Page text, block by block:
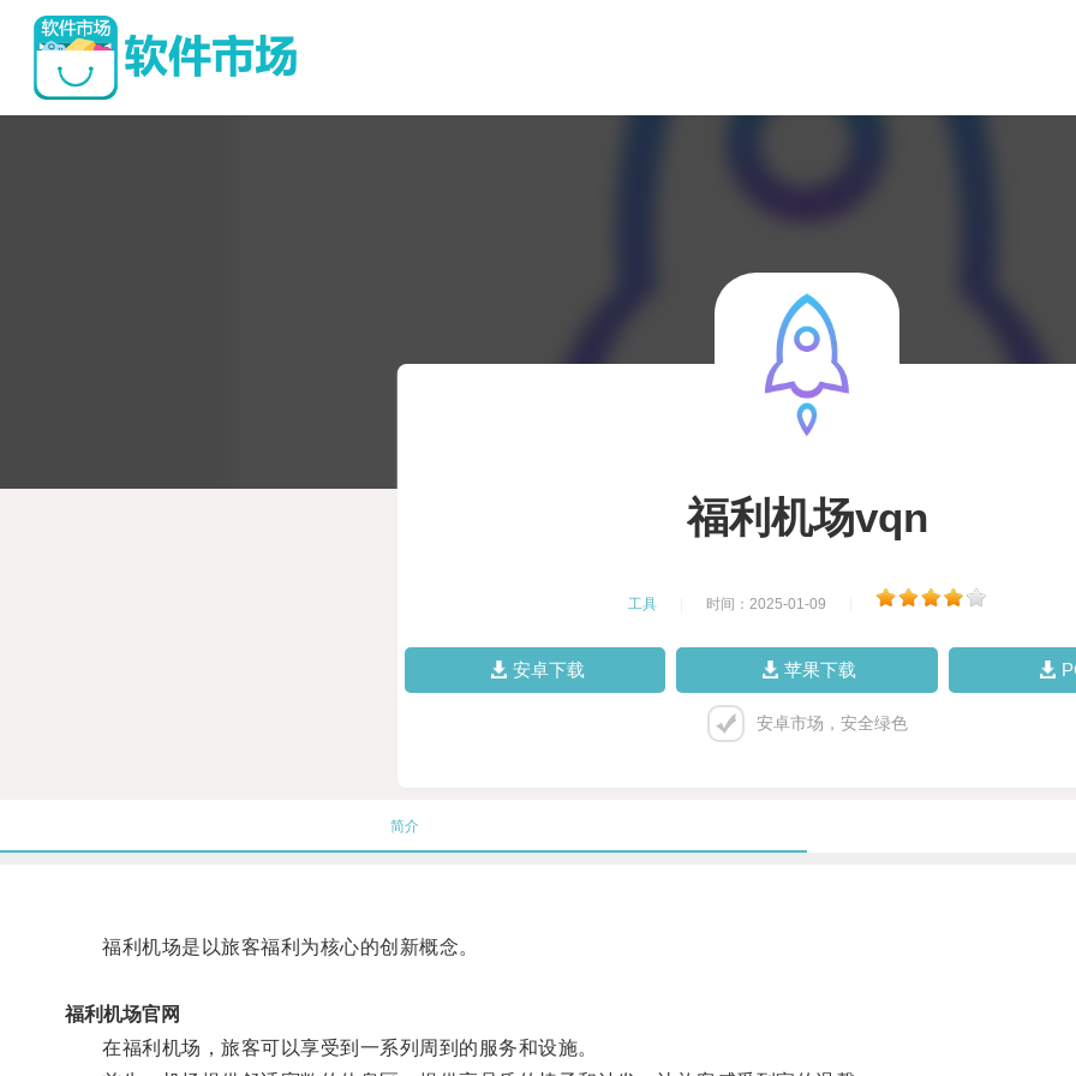
福利机场vqn
工具 时间：2025-01-09
安卓下载 苹果下载
安卓市场，安全绿色
简介
福利机场是以旅客福利为核心的创新概念。
福利机场官网
在福利机场，旅客可以享受到一系列周到的服务和设施。